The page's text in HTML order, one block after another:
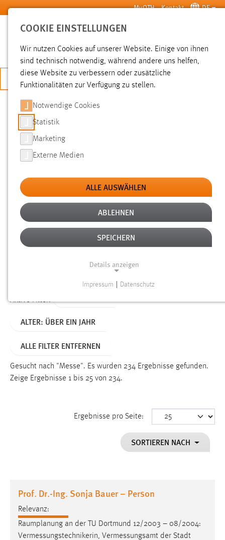
Zum Hauptinhalt springen MyOTH Kontakt DE
SUCHE
JETZT BEWERBEN
SUCHE
FILTER
Typ
Erstellungsdatum
Alter
Aktive Filter:
ALTER: ÜBER EIN JAHR
ALLE FILTER ENTFERNEN
Gesucht nach "Messe". Es wurden 234 Ergebnisse gefunden.
Zeige Ergebnisse 1 bis 25 von 234.
Ergebnisse pro Seite:
SORTIEREN NACH
Prof. Dr.-Ing. Sonja Bauer – Person
Relevanz:
Raumplanung an der TU Dortmund 12/2003 – 08/2004:
Vermessungstechnikerin, Vermessungsamt der Stadt
COOKIE EINSTELLUNGEN
Wir nutzen Cookies auf unserer Website. Einige von ihnen
sind technisch notwendig, während andere uns helfen,
diese Website zu verbessern oder zusätzliche
Funktionalitäten zur Verfügung zu stellen.
Notwendige Cookies
Statistik
Marketing
Externe Medien
ALLE AUSWÄHLEN
ABLEHNEN
SPEICHERN
Details anzeigen
Funktionen und sind für die einwandfreie Funktion der
Name:
Dieser Cookie speichert die ausgewählten Einverständnis-
Performance
Name:
staticfilecache
Zweck:
Impressum Datenschutz